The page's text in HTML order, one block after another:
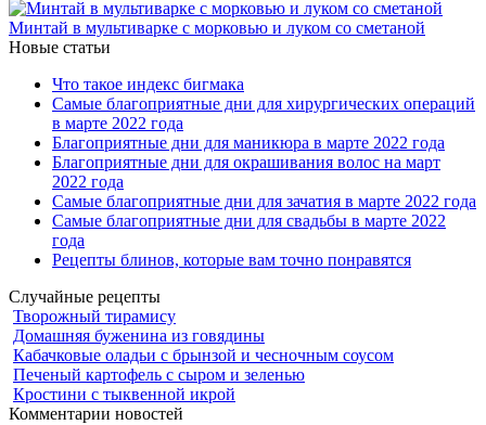
Минтай в мультиварке с морковью и луком со сметаной
Новые статьи
Что такое индекс бигмака
Самые благоприятные дни для хирургических операций
в марте 2022 года
Благоприятные дни для маникюра в марте 2022 года
Благоприятные дни для окрашивания волос на март
2022 года
Самые благоприятные дни для зачатия в марте 2022 года
Самые благоприятные дни для свадьбы в марте 2022
года
Рецепты блинов, которые вам точно понравятся
Случайные рецепты
Творожный тирамису
Домашняя буженина из говядины
Кабачковые оладьи с брынзой и чесночным соусом
Печеный картофель с сыром и зеленью
Кростини с тыквенной икрой
Комментарии новостей